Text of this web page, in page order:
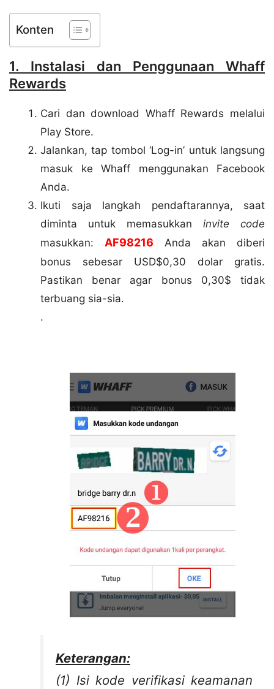
Konten
1. Instalasi dan Penggunaan Whaff
Rewards
Cari dan download Whaff Rewards melalui
Play Store.
Jalankan, tap tombol ‘Log-in’ untuk langsung
masuk ke Whaff menggunakan Facebook
Anda.
Ikuti saja langkah pendaftarannya, saat
diminta untuk memasukkan invite code
masukkan:AF98216 Anda akan diberi
bonus sebesar USD$0,30 dolar gratis.
Pastikan benar agar bonus 0,30$ tidak
terbuang sia-sia.
.
Keterangan:
(1) Isi kode verifikasi keamanan